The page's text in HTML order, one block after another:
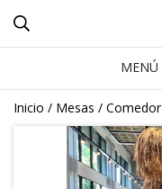
MENÚ
Inicio / Mesas / Comedor